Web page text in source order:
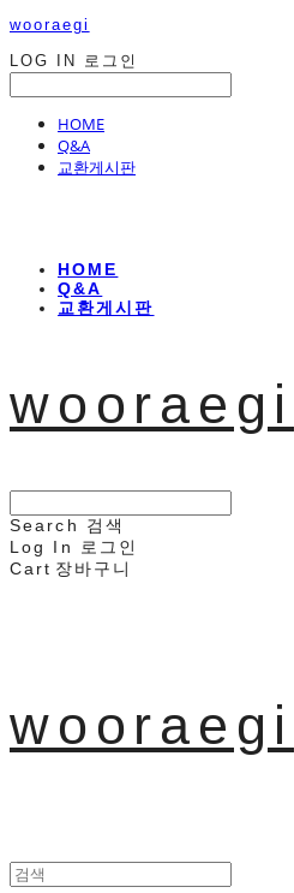
wooraegi
LOG IN
로그인
HOME
Q&A
교환게시판
HOME
Q&A
교환게시판
wooraegi
Search
검색
Log In
로그인
Cart 장바구니
wooraegi